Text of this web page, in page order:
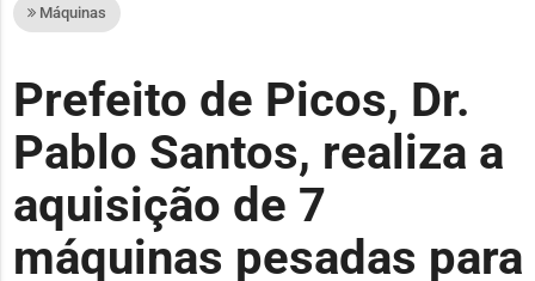
Máquinas
Prefeito de Picos, Dr.
Pablo Santos, realiza a
aquisição de 7
máquinas pesadas para